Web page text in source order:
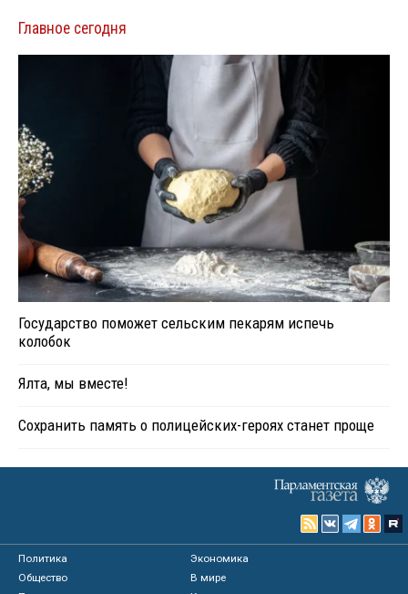
Главное сегодня
Государство поможет сельским пекарям испечь
колобок
Ялта, мы вместе!
Сохранить память о полицейских-героях станет проще
Политика
Экономика
Общество
В мире